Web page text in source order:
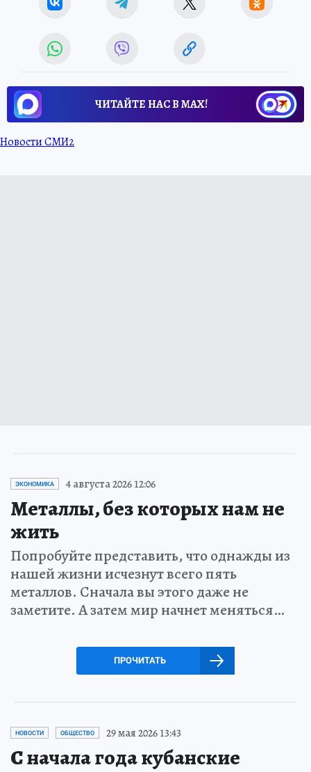
ЧИТАЙТЕ НАС В МАХ!
Новости СМИ2
ЭКОНОМИКА 4 августа 2026 12:06
Металлы, без которых нам не
жить
Попробуйте представить, что однажды из
нашей жизни исчезнут всего пять
металлов. Сначала вы этого даже не
заметите. А затем мир начнет меняться…
ПРОЧИТАТЬ
НОВОСТИ ОБЩЕСТВО 29 мая 2026 13:43
С начала года кубанские